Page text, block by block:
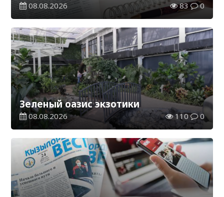
08.08.2026 83 0
Зеленый оазис экзотики
08.08.2026 110 0